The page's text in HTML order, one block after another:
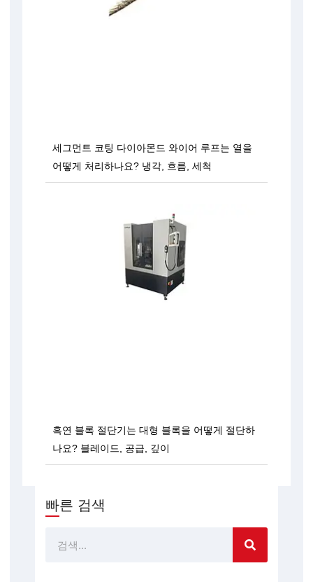
세그먼트 코팅 다이아몬드 와이어 루프는 열을
어떻게 처리하나요? 냉각, 흐름, 세척
흑연 블록 절단기는 대형 블록을 어떻게 절단하
나요? 블레이드, 공급, 깊이
빠른 검색